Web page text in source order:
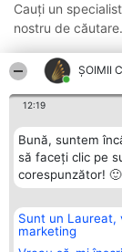
ȘOIMII
12:19
Bună, suntem
să faceți clic pe
corespunzător! 🙂
Sunt un Laureat,
marketing
Cauți un
nostru de
Organizator Ranking
BRIGHT SOLUTIONS BR
Aleea Timisul De Sus 2